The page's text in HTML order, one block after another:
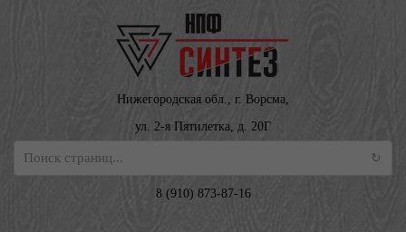
Нижегородская обл., г. Ворсма,
ул. 2-я Пятилетка, д. 20Г
8 (910) 873-87-16